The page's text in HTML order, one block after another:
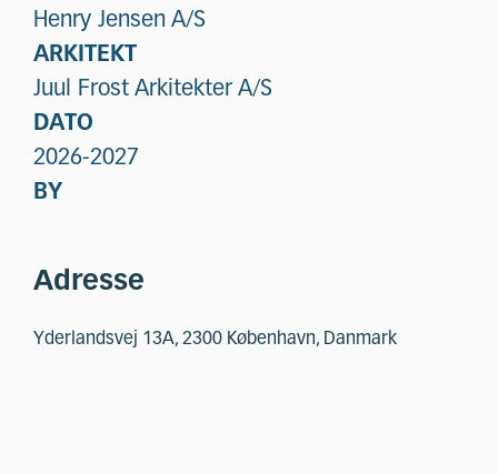
Henry Jensen A/S
ARKITEKT
Juul Frost Arkitekter A/S
DATO
2026-2027
BY
Adresse
Yderlandsvej 13A, 2300 København, Danmark